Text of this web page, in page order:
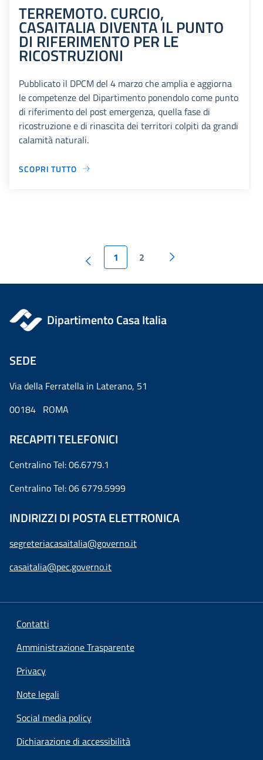
TERREMOTO. CURCIO,
CASAITALIA DIVENTA IL PUNTO
DI RIFERIMENTO PER LE
RICOSTRUZIONI
Pubblicato il DPCM del 4 marzo che amplia e aggiorna
le competenze del Dipartimento ponendolo come punto
di riferimento del post emergenza, quella fase di
ricostruzione e di rinascita dei territori colpiti da grandi
calamità naturali.
SCOPRI TUTTO
1 2
Dipartimento Casa Italia
SEDE
Via della Ferratella in Laterano, 51
00184 ROMA
RECAPITI TELEFONICI
Centralino Tel: 06.6779.1
Centralino Tel: 06 6779.5999
INDIRIZZI DI POSTA ELETTRONICA
segreteriacasaitalia@governo.it
casaitalia@pec.governo.it
Contatti
Amministrazione Trasparente
Privacy
Note legali
Social media policy
Dichiarazione di accessibilità